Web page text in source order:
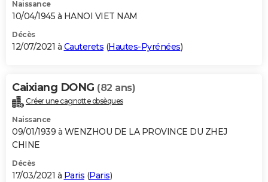
Naissance
10/04/1945 à HANOI VIET NAM
Décès
12/07/2021 à Cauterets (Hautes-Pyrénées)
Caixiang DONG (82 ans)
Créer une cagnotte obsèques
Naissance
09/01/1939 à WENZHOU DE LA PROVINCE DU ZHEJ
CHINE
Décès
17/03/2021 à Paris (Paris)